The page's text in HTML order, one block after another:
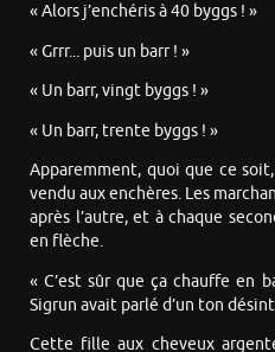
« Alors j’enchéris à 40 byggs ! »
« Grrr... puis un barr ! »
« Un barr, vingt byggs ! »
« Un barr, trente byggs ! »
Apparemment, quoi que ce
vendu aux enchères. Les
après l’autre, et à chaque
en flèche.
« C’est sûr que ça chauffe en
Sigrun avait parlé d’un ton
Cette fille aux cheveux